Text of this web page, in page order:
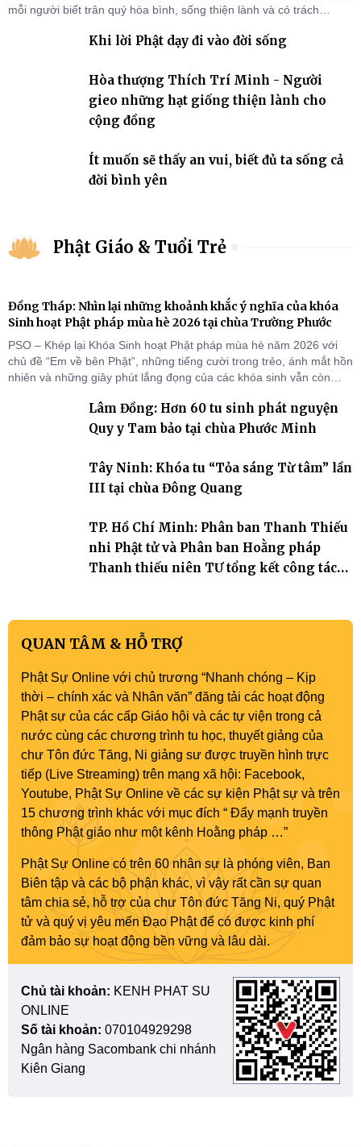
mỗi người biết trân quý hòa bình, sống thiện lành và có trách
Khi lời Phật dạy đi vào đời sống
Hòa thượng Thích Trí Minh - Người
gieo những hạt giống thiện lành cho
cộng đồng
Ít muốn sẽ thấy an vui, biết đủ ta sống cả
đời bình yên
Phật Giáo & Tuổi Trẻ
Đồng Tháp: Nhìn lại những khoảnh khắc ý nghĩa của khóa
Sinh hoạt Phật pháp mùa hè 2026 tại chùa Trường Phước
PSO – Khép lại Khóa Sinh hoạt Phật pháp mùa hè năm 2026 với
chủ đề “Em về bên Phật”, những tiếng cười trong trẻo, ánh mắt hồn
nhiên và những giây phút lắng đọng của các khóa sinh vẫn còn
Tháp). Những tuần tu học ngắn ngủi nhưng đã trở thành hành
trang quý báu, gieo những hạt giống thiện l
Lâm Đồng: Hơn 60 tu sinh phát nguyện
Quy y Tam bảo tại chùa Phước Minh
Tây Ninh: Khóa tu “Tỏa sáng Từ tâm” lần
III tại chùa Đông Quang
TP. Hồ Chí Minh: Phân ban Thanh Thiếu
nhi Phật tử và Phân ban Hoằng pháp
Thanh thiếu niên TƯ tổng kết công tác
QUAN TÂM & HỖ TRỢ
Phật Sự Online với chủ trương “Nhanh chóng – Kịp
thời – chính xác và Nhân văn” đăng tải các hoạt động
Phật sự của các cấp Giáo hội và các tự viện trong cả
nước cùng các chương trình tu học, thuyết giảng của
chư Tôn đức Tăng, Ni giảng sư được truyền hình trực
tiếp (Live Streaming) trên mạng xã hội: Facebook,
Youtube, Phật Sự Online về các sự kiện Phật sự và trên
15 chương trình khác với mục đích “ Đẩy mạnh truyền
thông Phật giáo như một kênh Hoằng pháp …”
Phật Sự Online có trên 60 nhân sự là phóng viên, Ban
Biên tập và các bộ phận khác, vì vậy rất cần sự quan
tâm chia sẻ, hỗ trợ của chư Tôn đức Tăng Ni, quý Phật
tử và quý vị yêu mến Đạo Phật để có được kinh phí
đảm bảo sự hoạt động bền vững và lâu dài.
Chủ tài khoản: KENH PHAT SU
ONLINE
Số tài khoản: 070104929298
Ngân hàng Sacombank chi nhánh
Kiên Giang